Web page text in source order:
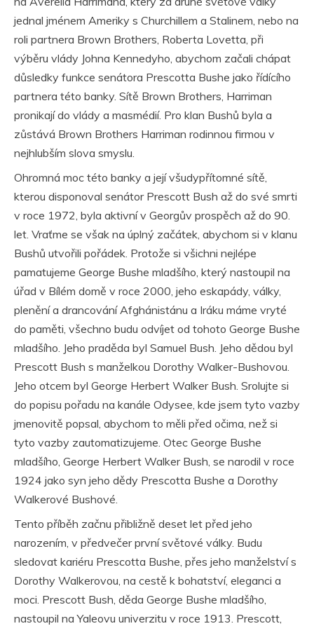
jednal jménem Ameriky s Churchillem a Stalinem, nebo na
roli partnera Brown Brothers, Roberta Lovetta, při
výběru vlády Johna Kennedyho, abychom začali chápat
důsledky funkce senátora Prescotta Bushe jako řídícího
partnera této banky. Sítě Brown Brothers, Harriman
pronikají do vlády a masmédií. Pro klan Bushů byla a
zůstává Brown Brothers Harriman rodinnou firmou v
nejhlubším slova smyslu.
Ohromná moc této banky a její všudypřítomné sítě,
kterou disponoval senátor Prescott Bush až do své smrti
v roce 1972, byla aktivní v Georgův prospěch až do 90.
let. Vraťme se však na úplný začátek, abychom si v klanu
Bushů utvořili pořádek. Protože si všichni nejlépe
pamatujeme George Bushe mladšího, který nastoupil na
úřad v Bílém domě v roce 2000, jeho eskapády, války,
plenění a drancování Afghánistánu a Iráku máme vryté
do paměti, všechno budu odvíjet od tohoto George Bushe
mladšího. Jeho praděda byl Samuel Bush. Jeho dědou byl
Prescott Bush s manželkou Dorothy Walker-Bushovou.
Jeho otcem byl George Herbert Walker Bush. Srolujte si
do popisu pořadu na kanále Odysee, kde jsem tyto vazby
jmenovitě popsal, abychom to měli před očima, než si
tyto vazby zautomatizujeme. Otec George Bushe
mladšího, George Herbert Walker Bush, se narodil v roce
1924 jako syn jeho dědy Prescotta Bushe a Dorothy
Walkerové Bushové.
Tento příběh začnu přibližně deset let před jeho
narozením, v předvečer první světové války. Budu
sledovat kariéru Prescotta Bushe, přes jeho manželství s
Dorothy Walkerovou, na cestě k bohatství, eleganci a
moci. Prescott Bush, děda George Bushe mladšího,
nastoupil na Yaleovu univerzitu v roce 1913. Prescott,